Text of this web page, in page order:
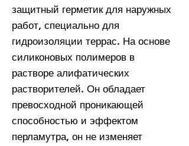
защитный герметик для наружных
работ, специально для
гидроизоляции террас. На основе
силиконовых полимеров в
растворе алифатических
растворителей. Он обладает
превосходной проникающей
способностью и эффектом
перламутра, он не изменяет